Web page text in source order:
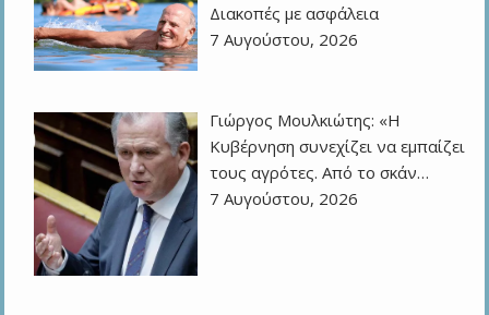
Διακοπές με ασφάλεια
7 Αυγούστου, 2026
Γιώργος Μουλκιώτης: «Η
Κυβέρνηση συνεχίζει να εμπαίζει
τους αγρότες. Από το σκάν…
7 Αυγούστου, 2026